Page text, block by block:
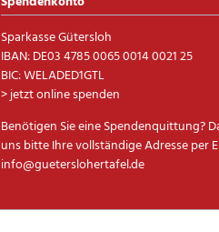
Sparkasse Gütersloh
IBAN: DE03 4785 0065 0014 0021 25
BIC: WELADED1GTL
> jetzt online spenden
Benötigen Sie eine Spendenquittung?
uns bitte Ihre vollständige Adresse per
info@gueterslohertafel.de